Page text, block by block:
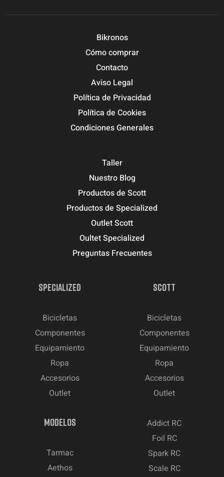
Bikronos
Cómo comprar
Contacto
Aviso Legal
Política de Privacidad
Política de Cookies
Condiciones Generales
Taller
Nuestro Blog
Productos de Scott
Productos de Specialized
Outlet Scott
Oultet Specialized
Preguntas Frecuentes
SPECIALIZED
Bicicletas
Componentes
Equipamiento
Ropa
Accesorios
Outlet
SCOTT
Bicicletas
Componentes
Equipamiento
Ropa
Accesorios
Outlet
MODELOS
Tarmac
Aethos
Addict RC
Foil RC
Spark RC
Scale RC